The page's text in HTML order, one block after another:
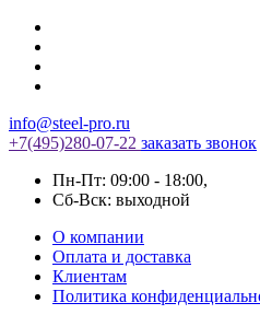
info@steel-pro.ru
+7(495)280-07-22 заказать звонок
Пн-Пт: 09:00 - 18:00,
Cб-Вск: выходной
О компании
Оплата и доставка
Клиентам
Политика